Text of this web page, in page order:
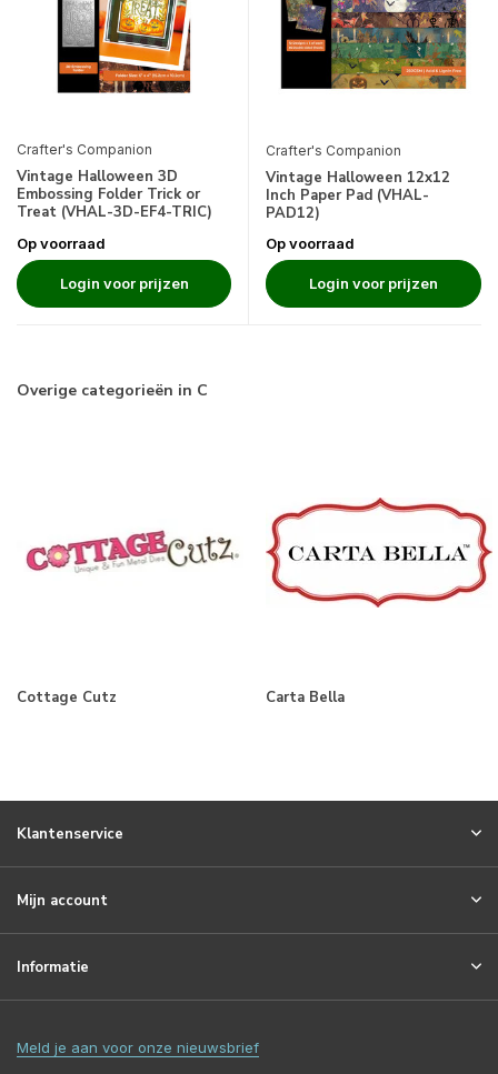
Crafter's Companion
Vintage Halloween 3D
Embossing Folder Trick or
Treat (VHAL-3D-EF4-TRIC)
Op voorraad
Login voor prijzen
Crafter's Companion
Vintage Halloween 12x12
Inch Paper Pad (VHAL-
PAD12)
Op voorraad
Login voor prijzen
Overige categorieën in C
Cottage Cutz Carta Bella
Klantenservice
Mijn account
Informatie
Meld je aan voor onze nieuwsbrief